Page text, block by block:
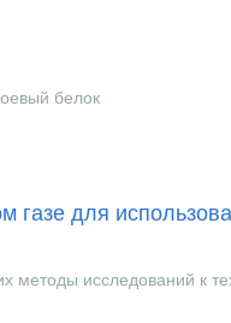
белок
газе для
методы исследований к